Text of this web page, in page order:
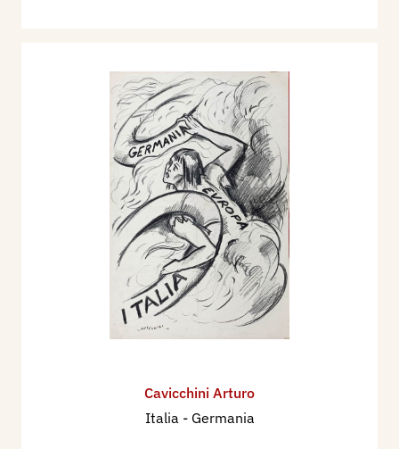
Cavicchini Arturo
Italia - Germania